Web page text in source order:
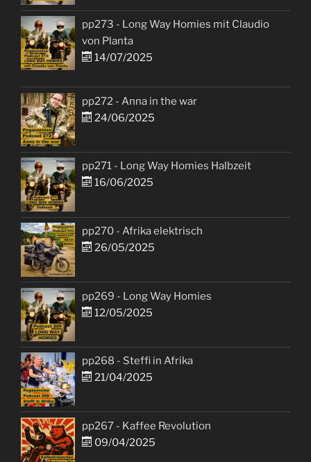
pp273 - Long Way Homies mit Claudio
von Planta
14/07/2025
pp272 - Anna in the war
24/06/2025
pp271 - Long Way Homies Halbzeit
16/06/2025
pp270 - Afrika elektrisch
26/05/2025
pp269 - Long Way Homies
12/05/2025
pp268 - Steffi in Afrika
21/04/2025
pp267 - Kaffee Revolution
09/04/2025